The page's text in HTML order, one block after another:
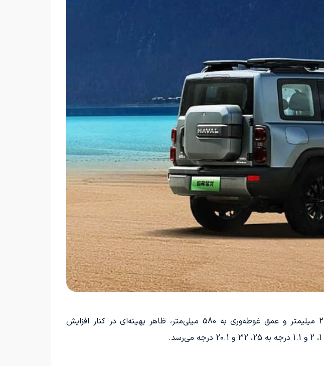
اففزایش 21 میلیمتری ارتفاع بدنه، همچنین افزایش فاصله کف تا سطح زمین به 221 میلیمتر و عمق غوطه‌وری به 580 میلی‌متر، ظاهر بهینه‌ای در کنار افزایش